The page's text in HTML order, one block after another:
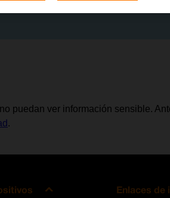
puedan ver información sensible.
.
Enlaces de